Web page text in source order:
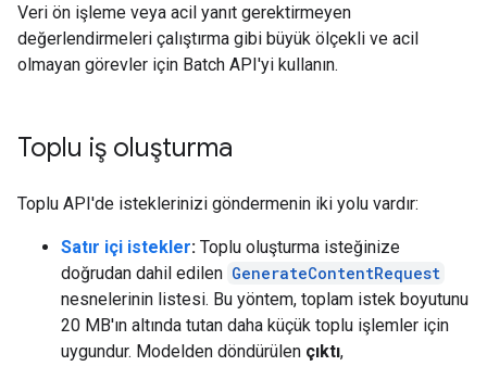
Veri ön işleme veya acil yanıt gerektirmeyen
değerlendirmeleri çalıştırma gibi büyük ölçekli ve acil
olmayan görevler için Batch API'yi kullanın.
Toplu iş oluşturma
Toplu API'de isteklerinizi göndermenin iki yolu vardır:
Satır içi istekler: Toplu oluşturma isteğinize
doğrudan dahil edilen GenerateContentRequest
nesnelerinin listesi. Bu yöntem, toplam istek boyutunu
20 MB'ın altında tutan daha küçük toplu işlemler için
uygundur. Modelden döndürülen çıktı,